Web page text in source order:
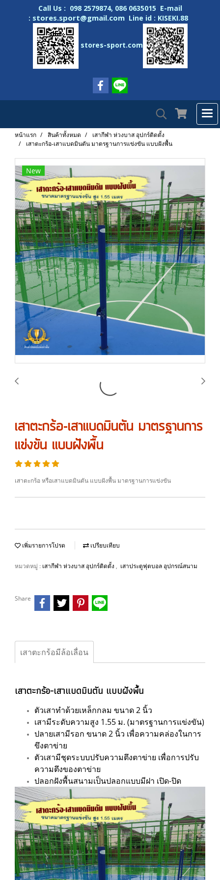
Call Us : 098 2579874, 086 0635015 E-mail
: stores.sport@gmail.com Line id : KISEKI.88
stores-sport.com
หน้าแรก สินค้าทั้งหมด
เสากีฬา ห่วงบาส อุปกร์ติดตั้ง
เสาตะกร้อ-เสาแบดมินตัน มาตรฐานการแข่งขัน แบบฝังพื้น
New
เสาตะกร้อ-เสาแบดมินตัน มาตรฐานการ
แข่งขัน แบบฝังพื้น
เสาตะกร้อ หรือเสาแบดมินตัน แบบฝังพื้น มาตรฐานการแข่งขัน
เพิ่มรายการโปรด เปรียบเทียบ
หมวดหมู่ : เสากีฬา ห่วงบาส อุปกร์ติดตั้ง , เสาประตูฟุตบอล อุปกรณ์สนาม
Share
เสาตะกร้อมีล้อเลื่อน
เสาตะกร้อ-เสาแบดมินตัน แบบฝังพื้น
ตัวเสาทำด้วยเหล็กกลม ขนาด 2 นิ้ว
เสามีระดับความสูง 1.55 ม. (มาตรฐานการแข่งขัน)
ปลายเสามีรอก ขนาด 2 นิ้ว เพื่อความคล่องในการ
ขึงตาข่าย
ตัวเสามีชุดระบบปรับความตึงตาข่าย เพื่อการปรับ
ความตึงของตาข่าย
ปลอกฝังพื้นสนามเป็นปลอกแบบมีฝา เปิด-ปิด